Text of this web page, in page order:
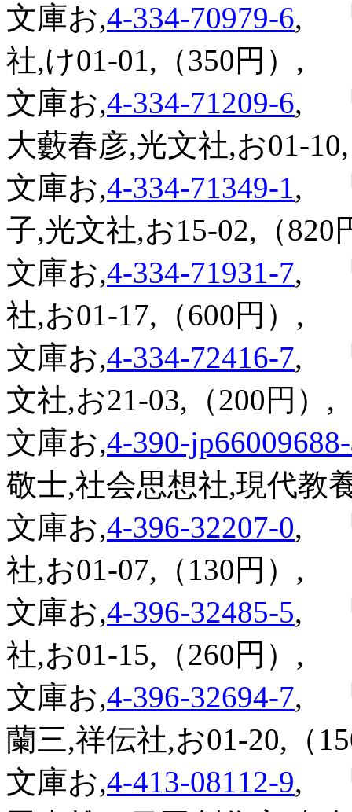
文庫お,4-334-70979-6,
社,け01-01,（350円）,
文庫お,4-334-71209-6,
大藪春彦,光文社,お01-
文庫お,4-334-71349-1,
子,光文社,お15-02,（820
文庫お,4-334-71931-7,
社,お01-17,（600円）,
文庫お,4-334-72416-7,
文社,お21-03,（200円）,
文庫お,4-390-
敬士,社会思想社,現代教
文庫お,4-396-32207-0,
社,お01-07,（130円）,
文庫お,4-396-32485-5,
社,お01-15,（260円）,
文庫お,4-396-32694-7,
蘭三,祥伝社,お01-20,（
文庫お,4-413-08112-9,